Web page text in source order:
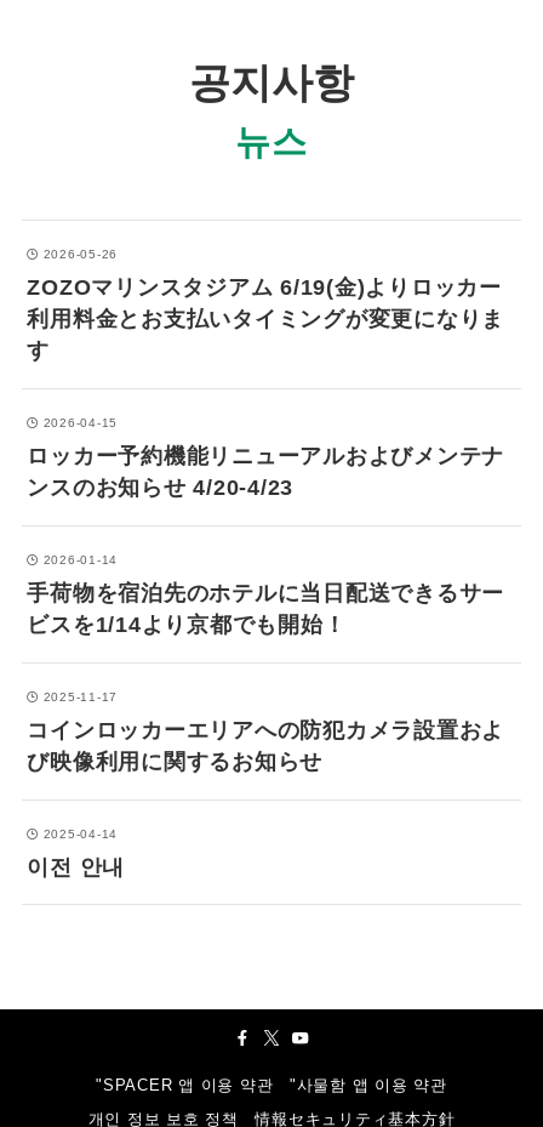
공지사항
뉴스
2026-05-26
ZOZOマリンスタジアム 6/19(金)よりロッカー
利用料金とお支払いタイミングが変更になりま
す
2026-04-15
ロッカー予約機能リニューアルおよびメンテナ
ンスのお知らせ 4/20-4/23
2026-01-14
手荷物を宿泊先のホテルに当日配送できるサー
ビスを1/14より京都でも開始！
2025-11-17
コインロッカーエリアへの防犯カメラ設置およ
び映像利用に関するお知らせ
2025-04-14
이전 안내
"SPACER 앱 이용 약관
"사물함 앱 이용 약관
개인 정보 보호 정책
情報セキュリティ基本方針